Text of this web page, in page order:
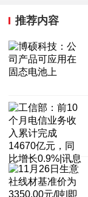
推荐内容